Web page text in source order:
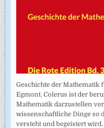
Geschichte der Mathematik
Egmont. Colerus ist der
Mathematik darzustellen
wissenschaftliche Dinge so
versteht und begeistert